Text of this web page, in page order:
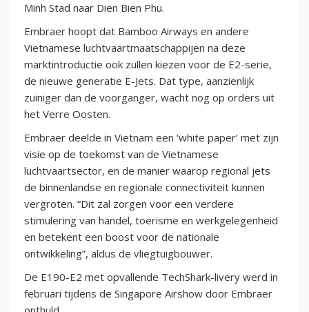
Minh Stad naar Dien Bien Phu.
Embraer hoopt dat Bamboo Airways en andere
Vietnamese luchtvaartmaatschappijen na deze
marktintroductie ook zullen kiezen voor de E2-serie,
de nieuwe generatie E-Jets. Dat type, aanzienlijk
zuiniger dan de voorganger, wacht nog op orders uit
het Verre Oosten.
Embraer deelde in Vietnam een ‘white paper’ met zijn
visie op de toekomst van de Vietnamese
luchtvaartsector, en de manier waarop regional jets
de binnenlandse en regionale connectiviteit kunnen
vergroten. “Dit zal zorgen voor een verdere
stimulering van handel, toerisme en werkgelegenheid
en betekent een boost voor de nationale
ontwikkeling”, aldus de vliegtuigbouwer.
De E190-E2 met opvallende TechShark-livery werd in
februari tijdens de Singapore Airshow door Embraer